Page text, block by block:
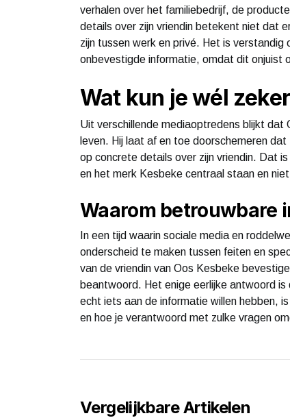
verhalen over het familiebedrijf, de
details over zijn vriendin betekent niet dat
zijn tussen werk en privé. Het is
onbevestigde informatie, omdat dit onjuist
Wat kun je wél
Uit verschillende mediaoptredens blijkt
leven. Hij laat af en toe doorschemeren
op concrete details over zijn vriendin. Dat
en het merk Kesbeke centraal staan en
Waarom betrouwbare
In een tijd waarin sociale media en
onderscheid te maken tussen feiten en
van de vriendin van Oos Kesbeke
beantwoord. Het enige eerlijke antwoord
echt iets aan de informatie willen hebben,
en hoe je verantwoord met zulke vragen
Vergelijkbare Artikelen